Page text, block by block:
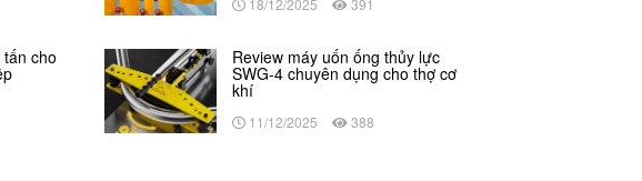
18/12/2025 391
cho Review máy uốn ống thủy lực
SWG-4 chuyên dụng cho thợ cơ
khí
11/12/2025 388